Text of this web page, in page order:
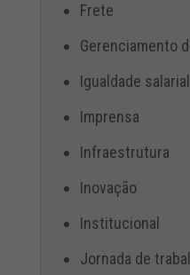
Frete
Gerenciamento
Igualdade salarial
Imprensa
Infraestrutura
Inovação
Institucional
Jornada de